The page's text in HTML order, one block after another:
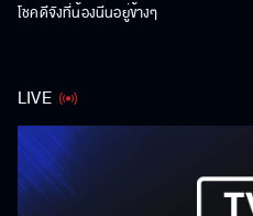
โชคดีจังที่น้องนีนอยู่ข้างๆ
LIVE